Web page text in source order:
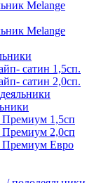
Melange
Melange
сатин 1,5сп.
сатин 2,0сп.
Премиум 1,5сп
Премиум 2,0сп
Премиум Евро